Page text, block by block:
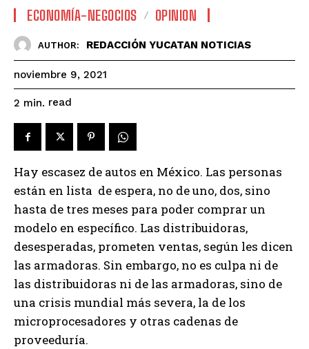
ECONOMÍA-NEGOCIOS OPINION
AUTHOR: REDACCIÓN YUCATAN NOTICIAS
noviembre 9, 2021
2 min. read
Hay escasez de autos en México. Las personas
están en lista de espera, no de uno, dos, sino
hasta de tres meses para poder comprar un
modelo en específico. Las distribuidoras,
desesperadas, prometen ventas, según les dicen
las armadoras. Sin embargo, no es culpa ni de
las distribuidoras ni de las armadoras, sino de
una crisis mundial más severa, la de los
microprocesadores y otras cadenas de
proveeduría.